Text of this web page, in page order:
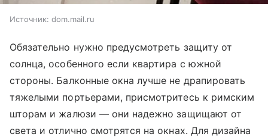
Источник: dom.mail.ru
Обязательно нужно предусмотреть защиту от
солнца, особенного если квартира с южной
стороны. Балконные окна лучше не драпировать
тяжелыми портьерами, присмотритесь к римским
шторам и жалюзи — они надежно защищают от
света и отлично смотрятся на окнах. Для дизайна